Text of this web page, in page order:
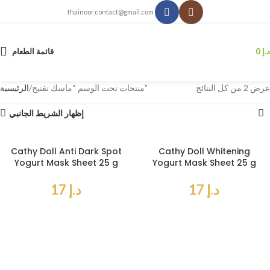
thainoor.contact@gmail.com
قائمة الطعام د.إ
الرئيسية منتجات تحت الوسم “ماسك تفتيح” عرض ⁦2⁩ من كل النتائج
إظهار الشريط الجانبي
Cathy Doll Anti Dark Spot
Yogurt Mask Sheet 25 g
د.إ
Cathy Doll Whitening
Yogurt Mask Sheet 25 g
د.إ